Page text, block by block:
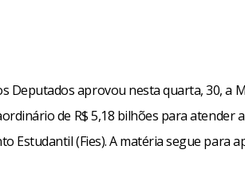
Deputados aprovou nesta quarta, 30, a
de R$ 5,18 bilhões para atender
Estudantil (Fies). A matéria segue para